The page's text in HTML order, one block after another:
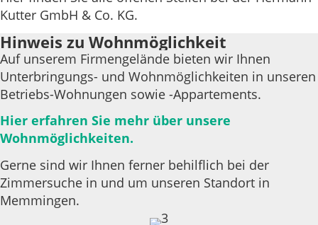
Kutter GmbH & Co. KG.
Hinweis zu Wohnmöglichkeit
Auf unserem Firmengelände bieten wir Ihnen
Unterbringungs- und Wohnmöglichkeiten in unseren
Betriebs-Wohnungen sowie -Appartements.
Hier erfahren Sie mehr über unsere
Wohnmöglichkeiten.
Gerne sind wir Ihnen ferner behilflich bei der
Zimmersuche in und um unseren Standort in
Memmingen.